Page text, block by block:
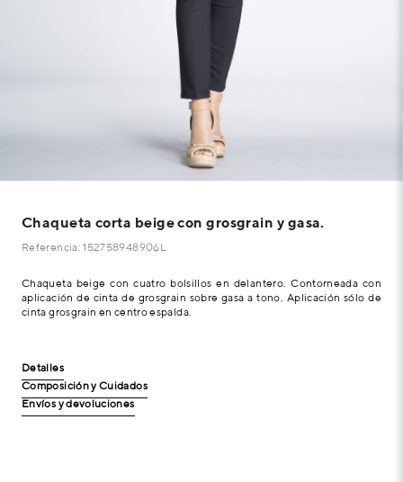
Chaqueta corta beige con grosgrain y gasa.
Referencia: 152758948906L
Chaqueta beige con cuatro bolsillos en delantero. Contorneada con
aplicación de cinta de grosgrain sobre gasa a tono. Aplicación sólo de
cinta grosgrain en centro espalda.
Detalles
Composición y Cuidados
Envíos y devoluciones